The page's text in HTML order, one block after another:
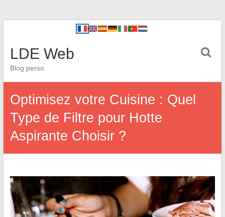
LDE Web
Blog perso
Optimisez votre Cuisine : Quel
Type de Filtre pour Hotte
Aspirante Choisir ?